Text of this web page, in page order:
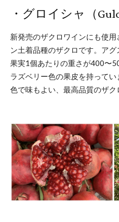
・グロイシャ（
新発売のザクロワインにも使
ン土着品種のザクロです。アグ
果実1個あたりの重さが400〜
ラズベリー色の果皮を持って
色で味もよい、最高品質のザク